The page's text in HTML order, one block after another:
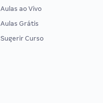
Aulas ao Vivo
Aulas Grátis
Sugerir Curso